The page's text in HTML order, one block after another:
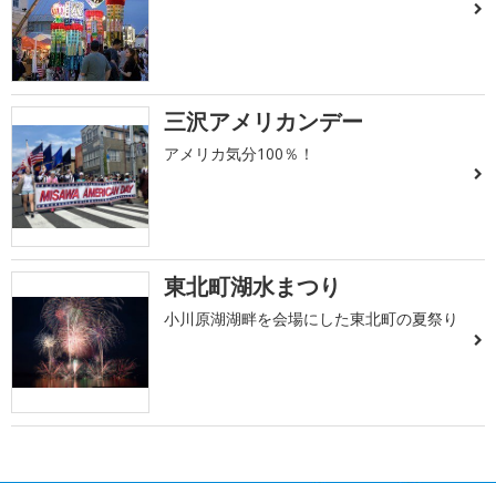
三沢アメリカンデー
アメリカ気分100％！
東北町湖水まつり
小川原湖湖畔を会場にした東北町の夏祭り